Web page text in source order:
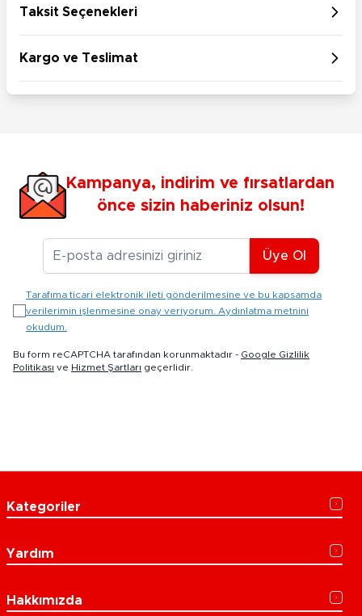
Taksit Seçenekleri
Kargo ve Teslimat
Kampanya, indirim ve fırsatlardan
önce sizin haberiniz olsun!
E-posta Adresiniz
Üye Ol
Tarafıma ticari elektronik ileti gönderilmesine ve bu kapsamda
verilerimin işlenmesine onay veriyorum. Aydınlatma metnini
okudum.
Bu form reCAPTCHA tarafından korunmaktadır - Google Gizlilik
Politikası ve Hizmet Şartları geçerlidir.
Kategoriler
Yardım
Hakkımızda